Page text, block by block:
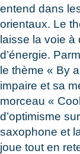
entend dans
orientaux. Le
laisse la voie
d’énergie.
le thème « By
impaire et sa
morceau «
d’optimisme
saxophone et
joue tout en